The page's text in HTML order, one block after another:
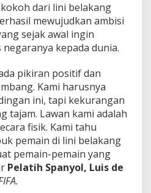
dari lini belakang
mewujudkan ambisi
sejak awal ingin
kepada dunia.
pikiran positif dan
Kami harusnya
ini, tapi kekurangan
tajam. Lawan kami adalah
fisik. Kami tahu
pemain di lini belakang
pemain-pemain yang
Pelatih Spanyol, Luis de